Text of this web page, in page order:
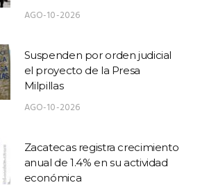
AGO-10-2026
Suspenden por orden judicial
el proyecto de la Presa
Milpillas
AGO-10-2026
Zacatecas registra crecimiento
anual de 1.4% en su actividad
económica